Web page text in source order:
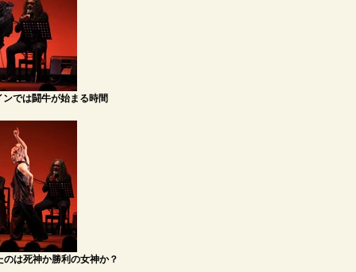
では闘牛が始まる時間
は死神か勝利の女神か？